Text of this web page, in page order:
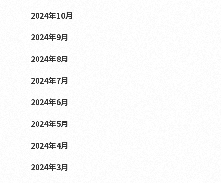
2024年10月
2024年9月
2024年8月
2024年7月
2024年6月
2024年5月
2024年4月
2024年3月